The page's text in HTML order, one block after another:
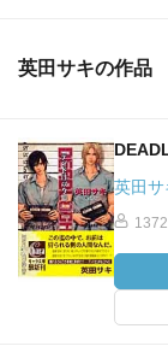
英田サキの作品
英田サ
1372